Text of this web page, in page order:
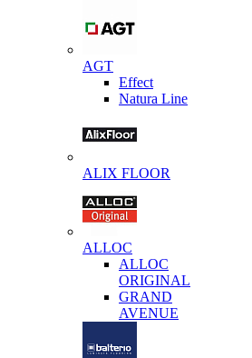
AGT
Effect
Natura Line
ALIX FLOOR
ALLOC
ALLOC
ORIGINAL
GRAND
AVENUE